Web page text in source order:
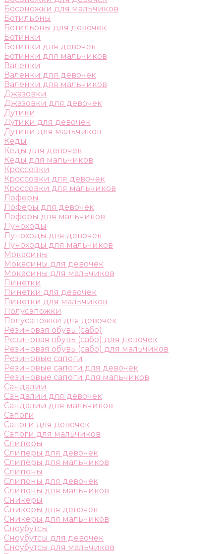
Босоножки для мальчиков
Ботильоны
Ботильоны для девочек
Ботинки
Ботинки для девочек
Ботинки для мальчиков
Валенки
Валенки для девочек
Валенки для мальчиков
Джазовки
Джазовки для девочек
Дутики
Дутики для девочек
Дутики для мальчиков
Кеды
Кеды для девочек
Кеды для мальчиков
Кроссовки
Кроссовки для девочек
Кроссовки для мальчиков
Лоферы
Лоферы для девочек
Лоферы для мальчиков
Луноходы
Луноходы для девочек
Луноходы для мальчиков
Мокасины
Мокасины для девочек
Мокасины для мальчиков
Пинетки
Пинетки для девочек
Пинетки для мальчиков
Полусапожки
Полусапожки для девочек
Резиновая обувь (сабо)
Резиновая обувь (сабо) для девочек
Резиновая обувь (сабо) для мальчиков
Резиновые сапоги
Резиновые сапоги для девочек
Резиновые сапоги для мальчиков
Сандалии
Сандалии для девочек
Сандалии для мальчиков
Сапоги
Сапоги для девочек
Сапоги для мальчиков
Слиперы
Слиперы для девочек
Слиперы для мальчиков
Слипоны
Слипоны для девочек
Слипоны для мальчиков
Сникеры
Сникеры для девочек
Сникеры для мальчиков
Сноубутсы
Сноубутсы для девочек
Сноубутсы для мальчиков